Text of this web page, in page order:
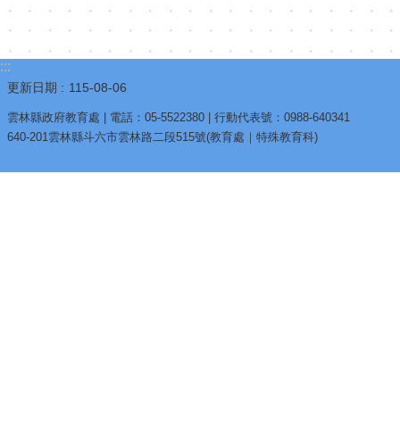
:::
更新日期 115-08-06
雲林縣政府教育處 | 電話：05-5522380 | 行動代表號：0988-640341
640-201雲林縣斗六市雲林路二段515號(教育處｜特殊教育科)